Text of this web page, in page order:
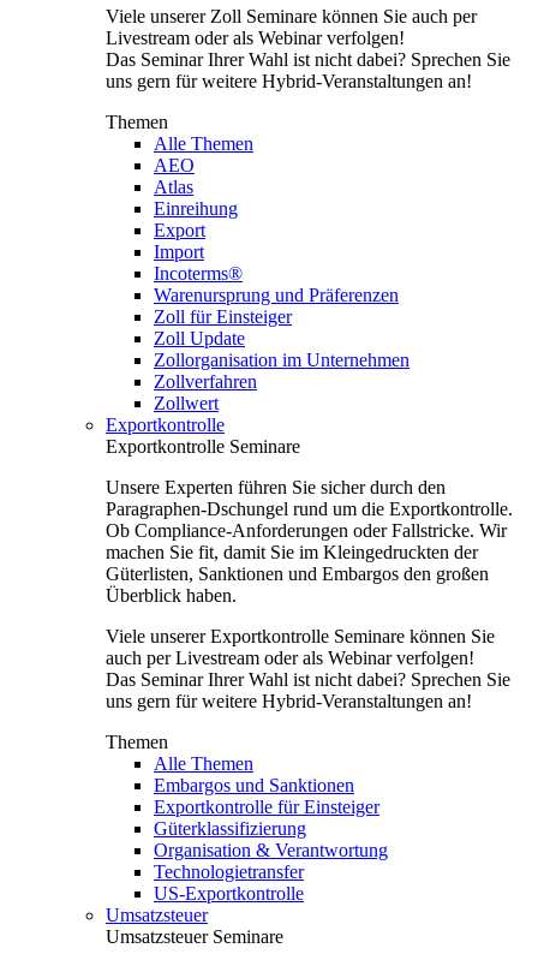
Viele unserer Zoll Seminare können Sie auch per
Livestream oder als Webinar verfolgen!
Das Seminar Ihrer Wahl ist nicht dabei? Sprechen Sie
uns gern für weitere Hybrid-Veranstaltungen an!
Themen
Alle Themen
AEO
Atlas
Einreihung
Export
Import
Incoterms®
Warenursprung und Präferenzen
Zoll für Einsteiger
Zoll Update
Zollorganisation im Unternehmen
Zollverfahren
Zollwert
Exportkontrolle
Exportkontrolle Seminare
Unsere Experten führen Sie sicher durch den
Paragraphen-Dschungel rund um die Exportkontrolle.
Ob Compliance-Anforderungen oder Fallstricke. Wir
machen Sie fit, damit Sie im Kleingedruckten der
Güterlisten, Sanktionen und Embargos den großen
Überblick haben.
Viele unserer Exportkontrolle Seminare können Sie
auch per Livestream oder als Webinar verfolgen!
Das Seminar Ihrer Wahl ist nicht dabei? Sprechen Sie
uns gern für weitere Hybrid-Veranstaltungen an!
Themen
Alle Themen
Embargos und Sanktionen
Exportkontrolle für Einsteiger
Güterklassifizierung
Organisation & Verantwortung
Technologietransfer
US-Exportkontrolle
Umsatzsteuer
Umsatzsteuer Seminare